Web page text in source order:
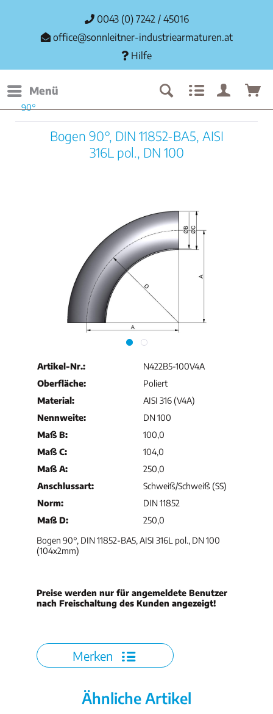
0043 (0) 7242 / 45016
office@sonnleitner-industriearmaturen.at
Hilfe
Menü
90°
Bogen 90°, DIN 11852-BA5, AISI
316L pol., DN 100
Artikel-Nr.:
N422B5-100V4A
Oberfläche:
Poliert
Material:
AISI 316 (V4A)
Nennweite:
DN 100
Maß B:
100,0
Maß C:
104,0
Maß A:
250,0
Anschlussart:
Schweiß/Schweiß (SS)
Norm:
DIN 11852
Maß D:
250,0
Bogen 90°, DIN 11852-BA5, AISI 316L pol., DN 100
(104x2mm)
Preise werden nur für angemeldete Benutzer
nach Freischaltung des Kunden angezeigt!
Merken
Ähnliche Artikel